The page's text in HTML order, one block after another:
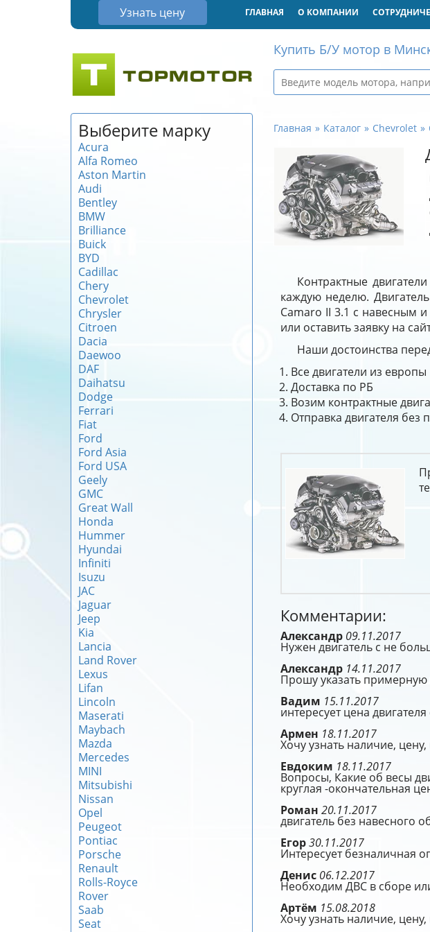
Узнать цену ГЛАВНАЯ О КОМПАНИИ
Купить Б/У мотор в
Выберите марку
Acura
Alfa Romeo
Aston Martin
Audi
Bentley
BMW
Brilliance
Buick
BYD
Cadillac
Chery
Chevrolet
Chrysler
Citroen
Dacia
Daewoo
DAF
Daihatsu
Dodge
Ferrari
Fiat
Ford
Ford Asia
Ford USA
Geely
GMC
Great Wall
Honda
Hummer
Hyundai
Infiniti
Isuzu
JAC
Jaguar
Jeep
Kia
Lancia
Land Rover
Lexus
Lifan
Lincoln
Maserati
Maybach
Mazda
Mercedes
MINI
Mitsubishi
Nissan
Opel
Peugeot
Pontiac
Porsche
Renault
Rolls-Royce
Rover
Saab
Seat
Главная Каталог Chevrolet
Контрактные
каждую неделю.
Camaro II 3.1 с навесным
или оставить заявку на
Наши достоинства
Все двигатели из европы
Доставка по РБ
Возим контрактные
Отправка двигателя без
Комментарии:
Александр 09.11.2017
Нужен двигатель с не
Александр 14.11.2017
Прошу указать примерную
Вадим 15.11.2017
интересует цена
Армен 18.11.2017
Хочу узнать наличие,
Евдоким 18.11.2017
Вопросы, Какие об весы
круглая -окончательная
Роман 20.11.2017
двигатель без навесного
Егор30.11.2017
Интересует безналичная
Денис 06.12.2017
Необходим ДВС в сборе
Артём 15.08.2018
Хочу узнать наличие,